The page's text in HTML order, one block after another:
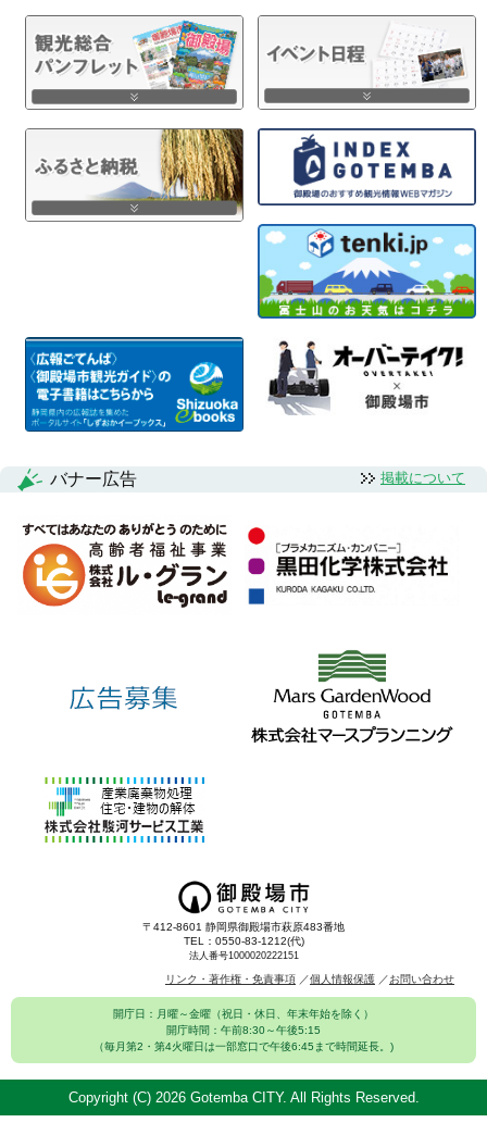
バナー広告 掲載について
〒412-8601 静岡県御殿場市萩原483番地
TEL：0550-83-1212(代)
法人番号1000020222151
リンク・著作権・免責事項 個人情報保護 お問い合わせ
開庁日：月曜～金曜（祝日・休日、年末年始を除く）
開庁時間：午前8:30～午後5:15
（毎月第2・第4火曜日は一部窓口で午後6:45まで時間延長。)
Copyright (C) 2026 Gotemba CITY. All Rights Reserved.